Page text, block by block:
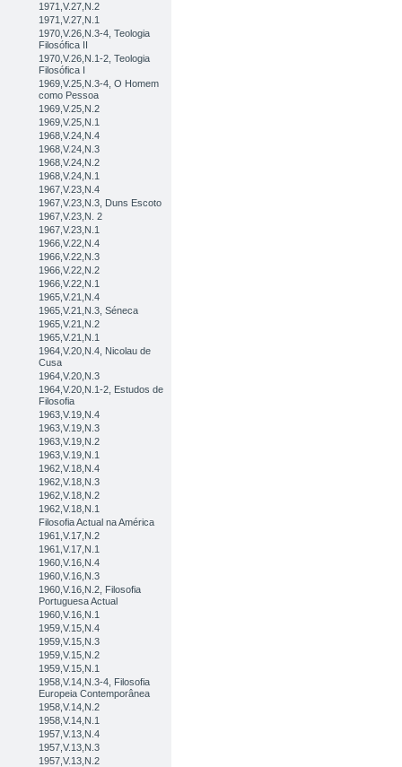
1971,V.27,N.2
1971,V.27,N.1
1970,V.26,N.3-4, Teologia
Filosófica II
1970,V.26,N.1-2, Teologia
Filosófica I
1969,V.25,N.3-4, O Homem
como Pessoa
1969,V.25,N.2
1969,V.25,N.1
1968,V.24,N.4
1968,V.24,N.3
1968,V.24,N.2
1968,V.24,N.1
1967,V.23,N.4
1967,V.23,N.3, Duns Escoto
1967,V.23,N. 2
1967,V.23,N.1
1966,V.22,N.4
1966,V.22,N.3
1966,V.22,N.2
1966,V.22,N.1
1965,V.21,N.4
1965,V.21,N.3, Séneca
1965,V.21,N.2
1965,V.21,N.1
1964,V.20,N.4, Nicolau de
Cusa
1964,V.20,N.3
1964,V.20,N.1-2, Estudos de
Filosofia
1963,V.19,N.4
1963,V.19,N.3
1963,V.19,N.2
1963,V.19,N.1
1962,V.18,N.4
1962,V.18,N.3
1962,V.18,N.2
1962,V.18,N.1
Filosofia Actual na América
1961,V.17,N.2
1961,V.17,N.1
1960,V.16,N.4
1960,V.16,N.3
1960,V.16,N.2, Filosofia
Portuguesa Actual
1960,V.16,N.1
1959,V.15,N.4
1959,V.15,N.3
1959,V.15,N.2
1959,V.15,N.1
1958,V.14,N.3-4, Filosofia
Europeia Contemporânea
1958,V.14,N.2
1958,V.14,N.1
1957,V.13,N.4
1957,V.13,N.3
1957,V.13,N.2